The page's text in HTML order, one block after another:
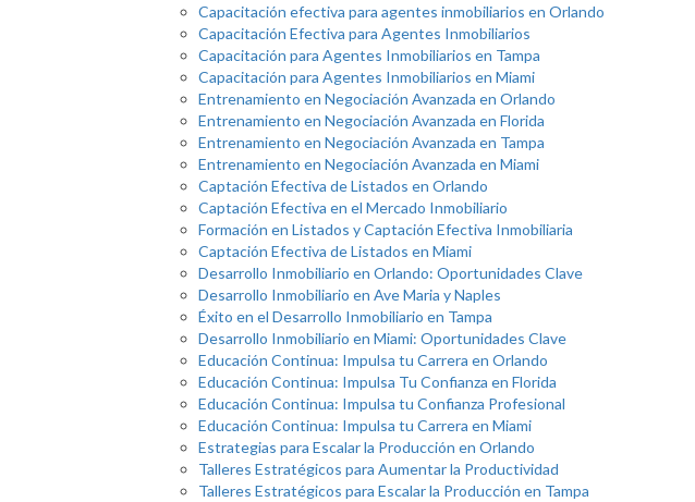
Capacitación efectiva para agentes inmobiliarios en Orlando
Capacitación Efectiva para Agentes Inmobiliarios
Capacitación para Agentes Inmobiliarios en Tampa
Capacitación para Agentes Inmobiliarios en Miami
Entrenamiento en Negociación Avanzada en Orlando
Entrenamiento en Negociación Avanzada en Florida
Entrenamiento en Negociación Avanzada en Tampa
Entrenamiento en Negociación Avanzada en Miami
Captación Efectiva de Listados en Orlando
Captación Efectiva en el Mercado Inmobiliario
Formación en Listados y Captación Efectiva Inmobiliaria
Captación Efectiva de Listados en Miami
Desarrollo Inmobiliario en Orlando: Oportunidades Clave
Desarrollo Inmobiliario en Ave Maria y Naples
Éxito en el Desarrollo Inmobiliario en Tampa
Desarrollo Inmobiliario en Miami: Oportunidades Clave
Educación Continua: Impulsa tu Carrera en Orlando
Educación Continua: Impulsa Tu Confianza en Florida
Educación Continua: Impulsa tu Confianza Profesional
Educación Continua: Impulsa tu Carrera en Miami
Estrategias para Escalar la Producción en Orlando
Talleres Estratégicos para Aumentar la Productividad
Talleres Estratégicos para Escalar la Producción en Tampa